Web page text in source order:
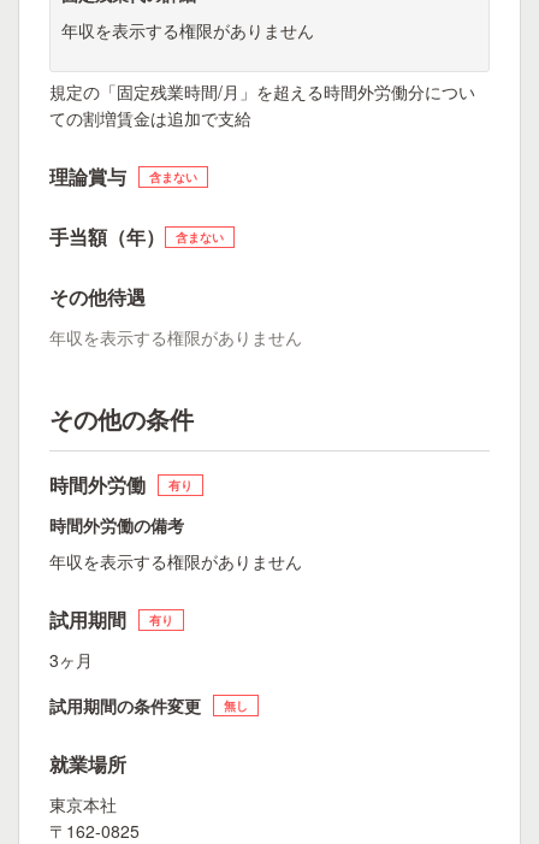
年収を表示する権限がありません
規定の「固定残業時間/月」を超える時間外労働分につい
ての割増賃金は追加で支給
理論賞与 含まない
手当額（年） 含まない
その他待遇
年収を表示する権限がありません
その他の条件
時間外労働 有り
時間外労働の備考
年収を表示する権限がありません
試用期間 有り
3ヶ月
試用期間の条件変更
無し
就業場所
東京本社
〒162-0825